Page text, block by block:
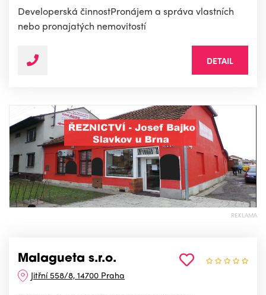
Developerská činnostPronájem a správa vlastních
nebo pronajatých nemovitostí
DETAIL
REKLAMA
Malagueta s.r.o.
Jitřní 558/8, 14700 Praha